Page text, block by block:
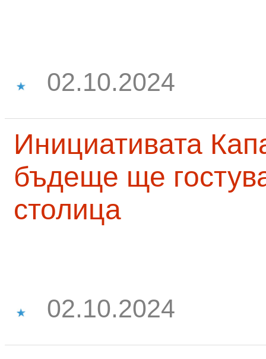
02.10.2024
Инициативата
бъдеще ще
столица
02.10.2024